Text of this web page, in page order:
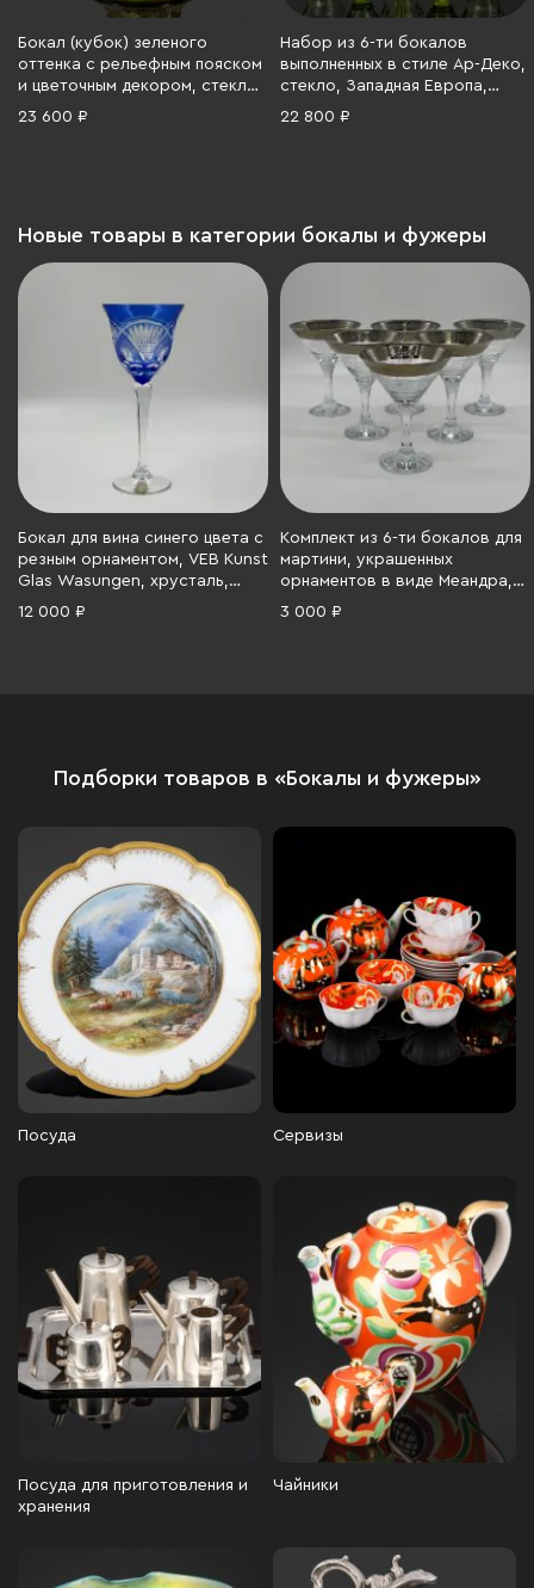
Бокал (кубок) зеленого
оттенка с рельефным пояском
и цветочным декором, стекло,
выдувание, налепы, роспись
23 600 ₽
Набор из 6-ти бокалов
выполненных в стиле Ар-Деко,
стекло, Западная Европа,
1920-1930 гг.
22 800 ₽
Новые товары в категории бокалы и фужеры
Бокал для вина синего цвета с
резным орнаментом, VEB Kunst
Glas Wasungen, хрусталь,
резьба, Германия, 1970-1990 гг.
12 000 ₽
Комплект из 6-ти бокалов для
мартини, украшенных
орнаментов в виде Меандра,
Стеклозавод «Неман», стекло,
3 000 ₽
Подборки товаров в «Бокалы и фужеры»
Посуда Сервизы
Посуда для приготовления и
хранения
Чайники